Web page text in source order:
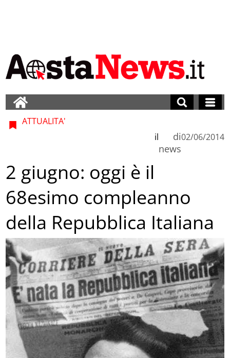
ATTUALITA'
di
news
il 02/06/2014
2 giugno: oggi è il
68esimo compleanno
della Repubblica Italiana